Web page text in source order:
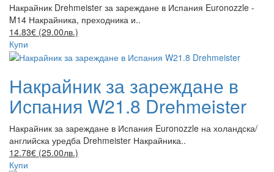
Накрайник Drehmeister за зареждане в Испания Euronozzle -
M14 Накрайника, преходника и..
14.83€ (29.00лв.)
Купи
Накрайник за зареждане в
Испания W21.8 Drehmeister
Накрайник за зареждане в Испания Euronozzle на холандска/
английска уредба Drehmeister Накрайника..
12.78€ (25.00лв.)
Купи